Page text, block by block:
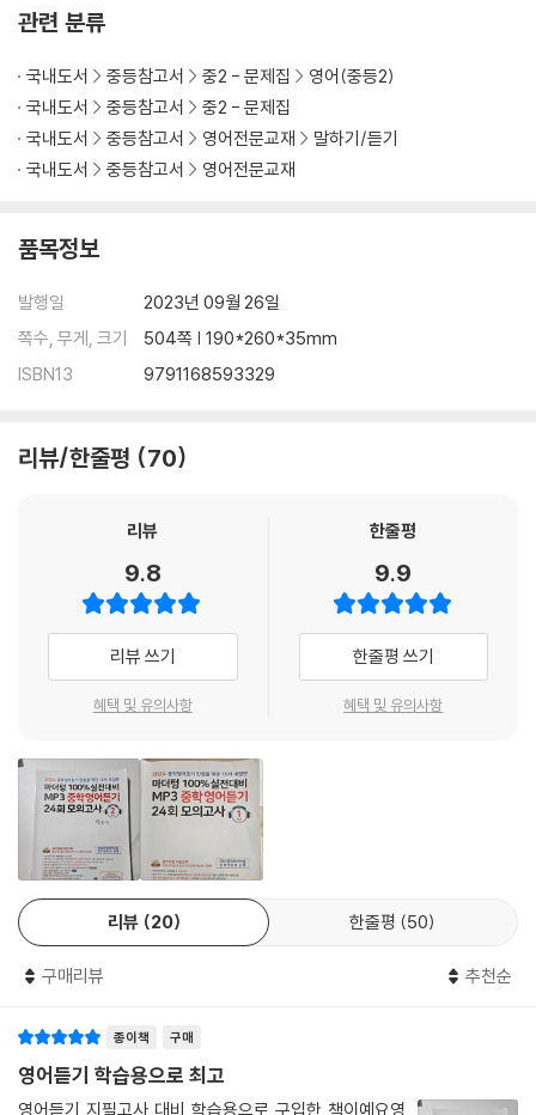
12회 모의고사 176
13회 모의고사 192
14회 모의고사 208
15회 모의고사 224
16회 모의고사 240
17회 모의고사 256
19회 모의고사 288
20회 모의고사 304
21회 모의고사 320
23회 모의고사 352
24회 고난도 모의고사 368
02회 모의고사 006
04회 모의고사 015
05회 모의고사 020
06회 모의고사 025
07회 모의고사 030
08회 모의고사 035
11회 모의고사 050
12회 모의고사 055
13회 모의고사 060
14회 모의고사 065
15회 모의고사 070
16회 모의고사 075
17회 모의고사 080
18회 모의고사 085
20회 모의고사 095
21회 모의고사 100
관련 분류
국내도서 중등참고서 중2 - 문제집
영어(중등2)
국내도서
중등참고서
중2 - 문제집
국내도서
중등참고서 영어전문교재
말하기/듣기
국내도서
중등참고서 영어전문교재
품목정보
발행일
2023년 09월 26일
쪽수, 무게, 크기
504쪽 | 190*260*35mm
ISBN13
9791168593329
리뷰/한줄평 70
리뷰
9.8
리뷰 쓰기
혜택 및 유의사항
한줄평
9.9
한줄평 쓰기
혜택 및 유의사항
리뷰 20 한줄평 50
구매리뷰 추천순
종이책 구매
영어듣기 학습용으로 최고
영어듣기 지필고사 대비 학습용으로 구입한 책이예요영